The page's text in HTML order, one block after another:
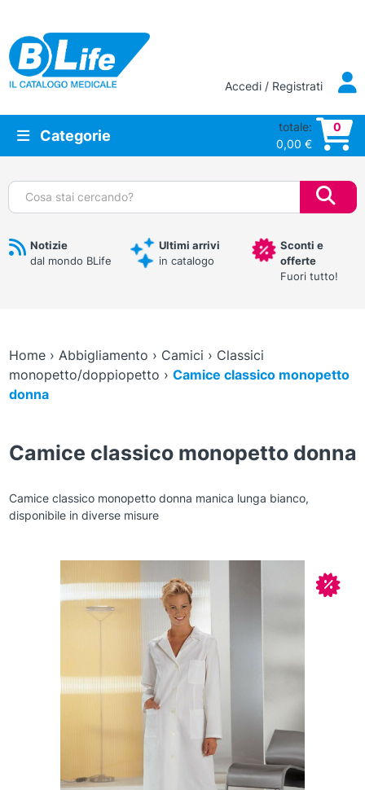
Vai al contenuto principale
Accedi / Registrati
Categorie
totale:
0,00 €
0
Cerca:
Notizie
dal mondo BLife
Ultimi arrivi
in catalogo
Sconti e
offerte
Fuori tutto!
Home› Abbigliamento › Camici › Classici
monopetto/doppiopetto › Camice classico monopetto
donna
Camice classico monopetto donna
Camice classico monopetto donna manica lunga bianco,
disponibile in diverse misure
In